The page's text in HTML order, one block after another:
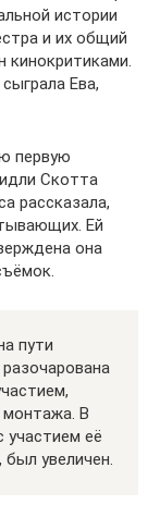
истории
и их общий
кинокритиками.
Ева,
первую
Скотта
рассказала,
Ей
она
пути
В
участием её
увеличен.